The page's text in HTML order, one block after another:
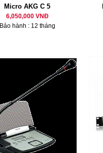
Micro AKG C 5
6,050,000 VNĐ
Bảo hành : 12 tháng